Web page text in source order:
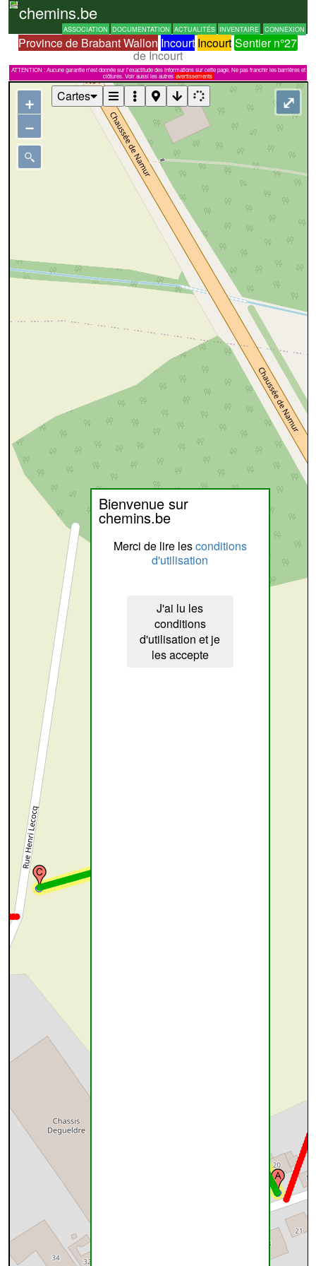
chemins.be
ASSOCIATION DOCUMENTATION ACTUALITÉS INVENTAIRE CONNEXION
Province de Brabant Wallon Incourt Incourt Sentier n°27
de Incourt
ATTENTION : Aucune garantie n'est donnée sur l'exactitude des informations sur cette page. Ne pas franchir les barrières et
clôtures. Voir aussi les autres avertissements
Bienvenue sur
chemins.be
Merci de lire lesconditions
d'utilisation
J'ai lu les
conditions
d'utilisation et je
les accepte
+
−
⤢
Cartes